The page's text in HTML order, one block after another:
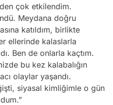
çok etkilendim.
Meydana doğru
katıldım, birlikte
ellerinde kalaslarla
Ben de onlarla kaçtım.
bu kez kalabalığın
olaylar yaşandı.
siyasal kimliğimle o gün